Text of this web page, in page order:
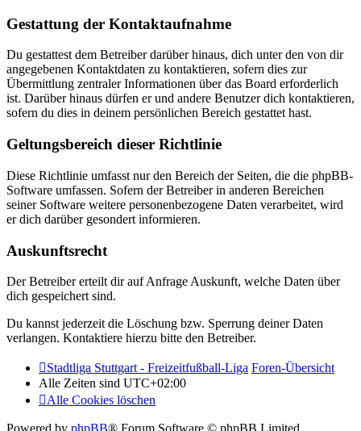
Gestattung der Kontaktaufnahme
Du gestattest dem Betreiber darüber hinaus, dich unter den von dir
angegebenen Kontaktdaten zu kontaktieren, sofern dies zur
Übermittlung zentraler Informationen über das Board erforderlich
ist. Darüber hinaus dürfen er und andere Benutzer dich kontaktieren,
sofern du dies in deinem persönlichen Bereich gestattet hast.
Geltungsbereich dieser Richtlinie
Diese Richtlinie umfasst nur den Bereich der Seiten, die die phpBB-
Software umfassen. Sofern der Betreiber in anderen Bereichen
seiner Software weitere personenbezogene Daten verarbeitet, wird
er dich darüber gesondert informieren.
Auskunftsrecht
Der Betreiber erteilt dir auf Anfrage Auskunft, welche Daten über
dich gespeichert sind.
Du kannst jederzeit die Löschung bzw. Sperrung deiner Daten
verlangen. Kontaktiere hierzu bitte den Betreiber.
Stadtliga Stuttgart - Freizeitfußball-Liga Foren-Übersicht
Alle Zeiten sind UTC+02:00
Alle Cookies löschen